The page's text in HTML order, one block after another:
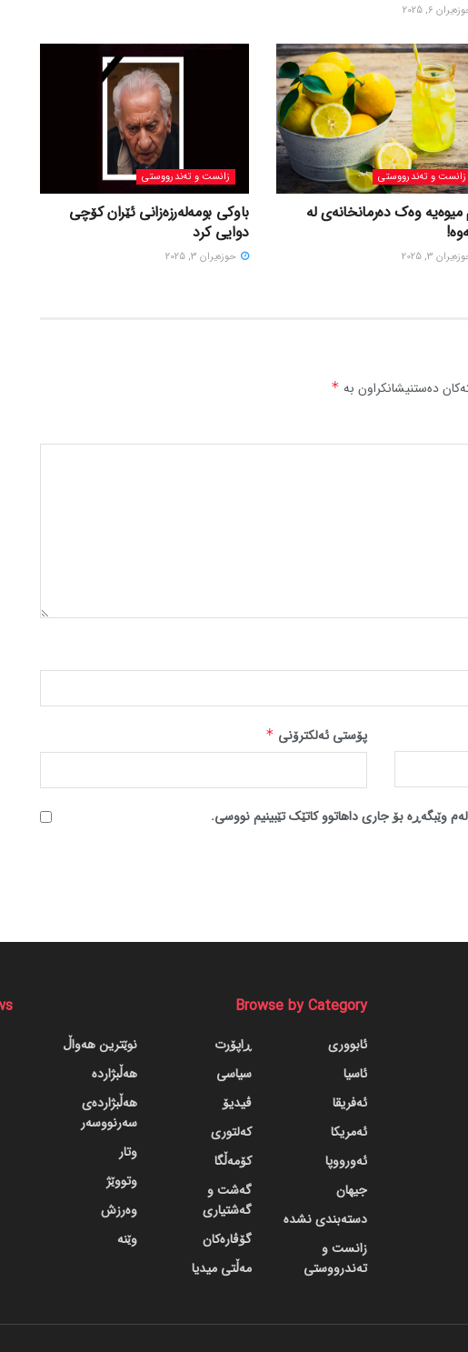
6, 2025
زانست و تەندرووستی
میوەیە وەک دەرمانخانەی لە
3, 2025
زانست و تەندرووستی
باوکی بومەلەرزەزانی ئێران کۆچی
دوایی کرد
حوزه‌یران 3, 2025
دەستنیشانکراون بە *
پۆستی ئەلکترۆنی *
وێبگەڕە بۆ جاری داهاتوو کاتێک تێبینیم نووسی.
Browse by Category
ئابووری
ئاسیا
ئەفریقا
ئەمریکا
ئەورووپا
جیهان
دسته‌بندی نشده
زانست و
تەندرووستی
ڕاپۆرت
سیاسی
ڤیدیۆ
کەلتوری
کۆمەڵگا
گه‌شت و
گه‌شتیاری
گۆڤاره‌کان
مەڵتی میدیا
نوێترین هەواڵ
هەڵبژاردە
هەڵبژاردەی
سەرنووسەر
وتار
وتووێژ
وەرزش
وێنە